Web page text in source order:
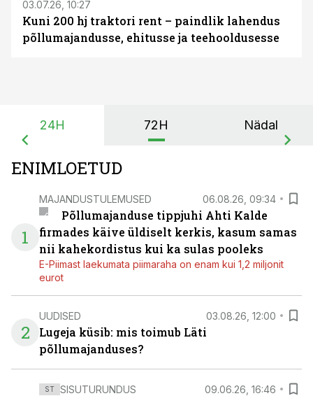
03.07.26, 10:27
Kuni 200 hj traktori rent – paindlik lahendus
põllumajandusse, ehitusse ja teehooldusesse
24H 72H Nädal
ENIMLOETUD
1
MAJANDUSTULEMUSED 06.08.26, 09:34
Põllumajanduse tippjuhi Ahti Kalde
firmades käive üldiselt kerkis, kasum samas
nii kahekordistus kui ka sulas pooleks
E-Piimast laekumata piimaraha on enam kui 1,2 miljonit
eurot
2
UUDISED 03.08.26, 12:00
Lugeja küsib: mis toimub Läti
põllumajanduses?
ST SISUTURUNDUS 09.06.26, 16:46